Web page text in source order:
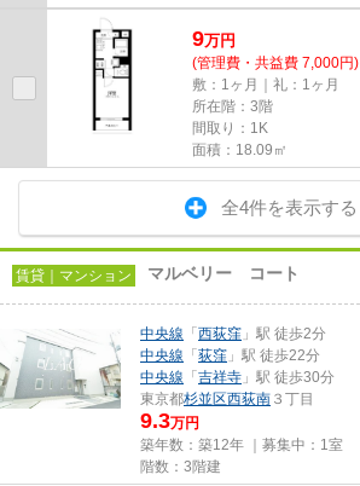
9万円
(管理費・共益費 7,000円)
敷：1ヶ月｜礼：1ヶ月
所在階：3階
間取り：1K
面積：18.09㎡
全4件を表示する
賃貸｜マンション マルベリー コート
中央線 「 西荻窪 」駅 徒歩2分
中央線 「 荻窪 」駅 徒歩22分
中央線 「 吉祥寺 」駅 徒歩30分
東京都杉並区西荻南 ３丁目
9.3万円
築年数：築12年 ｜募集中： 1室
階数：3階建